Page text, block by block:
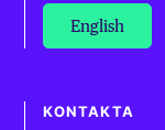
English
KONTAKTA